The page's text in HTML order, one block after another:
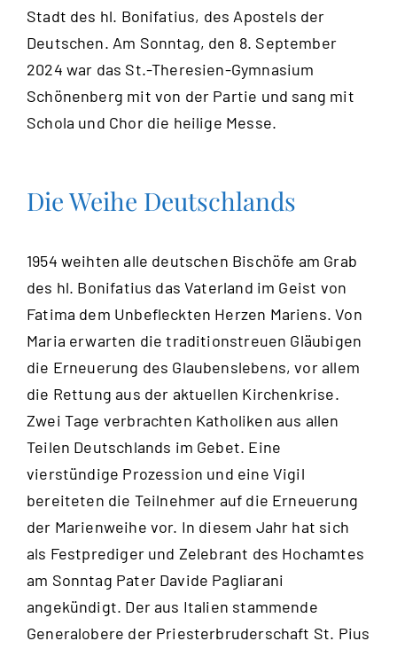
Stadt des hl. Bonifatius, des Apostels der
Deutschen. Am Sonntag, den 8. September
2024 war das St.-Theresien-Gymnasium
Schönenberg mit von der Partie und sang mit
Schola und Chor die heilige Messe.
Die Weihe Deutschlands
1954 weihten alle deutschen Bischöfe am Grab
des hl. Bonifatius das Vaterland im Geist von
Fatima dem Unbefleckten Herzen Mariens. Von
Maria erwarten die traditionstreuen Gläubigen
die Erneuerung des Glaubenslebens, vor allem
die Rettung aus der aktuellen Kirchenkrise.
Zwei Tage verbrachten Katholiken aus allen
Teilen Deutschlands im Gebet. Eine
vierstündige Prozession und eine Vigil
bereiteten die Teilnehmer auf die Erneuerung
der Marienweihe vor. In diesem Jahr hat sich
als Festprediger und Zelebrant des Hochamtes
am Sonntag Pater Davide Pagliarani
angekündigt. Der aus Italien stammende
Generalobere der Priesterbruderschaft St. Pius